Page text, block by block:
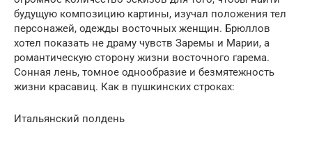
будущую композицию картины, изучал положения тел
персонажей, одежды восточных женщин. Брюллов
хотел показать не драму чувств Заремы и Марии, а
романтическую сторону жизни восточного гарема.
Сонная лень, томное однообразие и безмятежность
жизни красавиц. Как в пушкинских строках:
Итальянский полдень